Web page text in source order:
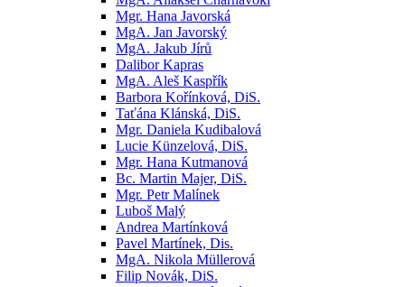
Mgr. Hana Javorská
MgA. Jan Javorský
MgA. Jakub Jírů
Dalibor Kapras
MgA. Aleš Kaspřík
Barbora Kořínková, DiS.
Taťána Klánská, DiS.
Mgr. Daniela Kudibalová
Lucie Künzelová, DiS.
Mgr. Hana Kutmanová
Bc. Martin Majer, DiS.
Mgr. Petr Malínek
Luboš Malý
Andrea Martínková
Pavel Martínek, Dis.
MgA. Nikola Müllerová
Filip Novák, DiS.